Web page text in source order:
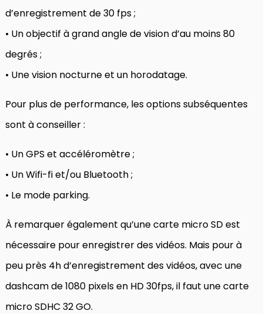
d’enregistrement de 30 fps ;
• Un objectif à grand angle de vision d’au moins 80
degrés ;
• Une vision nocturne et un horodatage.
Pour plus de performance, les options subséquentes
sont à conseiller :
• Un GPS et accéléromètre ;
• Un Wifi-fi et/ou Bluetooth ;
• Le mode parking.
À remarquer également qu’une carte micro SD est
nécessaire pour enregistrer des vidéos. Mais pour à
peu près 4h d’enregistrement des vidéos, avec une
dashcam de 1080 pixels en HD 30fps, il faut une carte
micro SDHC 32 GO.